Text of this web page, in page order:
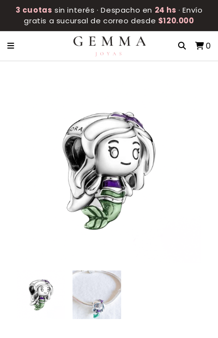
3 cuotas sin interés · Despacho en 24 hs · Envío
gratis a sucursal de correo desde $120.000
0